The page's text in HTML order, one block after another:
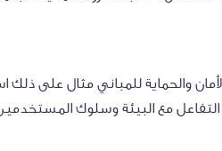
والحماية للمباني مثال على ذلك
مع البيئة وسلوك